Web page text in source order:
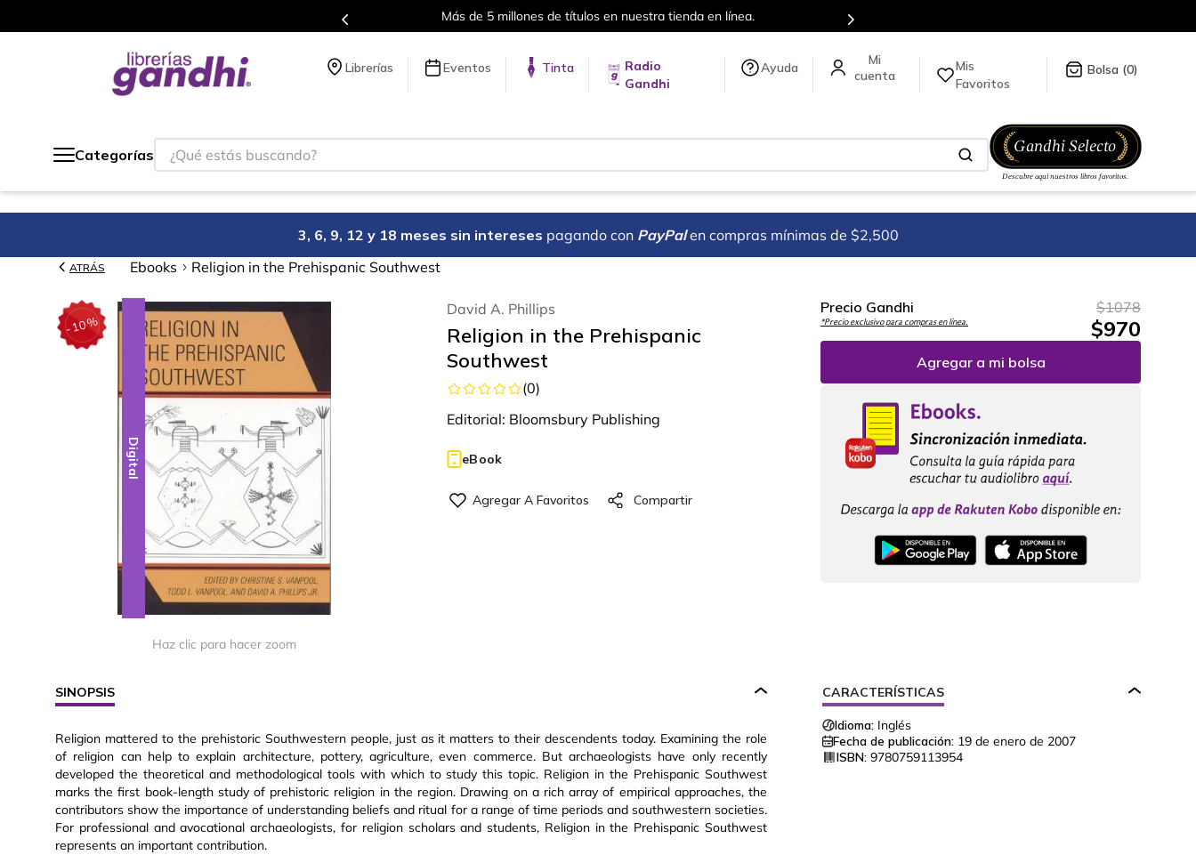
Más de 5 millones de títulos en nuestra tienda en línea.
Librerías Eventos Tinta
Radio
Gandhi
Ayuda
Mis
Favoritos
0
Categorías
¿Qué estás buscando?
3, 6, 9, 12 y 18 meses sin intereses pagando con PayPal en compras mínimas de $2,500
ATRÁS Ebooks Religion in the Prehispanic Southwest
-10%
Digital
Haz clic para hacer zoom
David A. Phillips
Religion in the Prehispanic
Southwest
(0)
Editorial: Bloomsbury Publishing
eBook
Precio Gandhi
*Precio exclusivo para compras en línea.
$1078
$970
Agregar a mi bolsa
SINOPSIS
Religion mattered to the prehistoric Southwestern people, just as it matters to their descendents today. Examining the role
of religion can help to explain architecture, pottery, agriculture, even commerce. But archaeologists have only recently
developed the theoretical and methodological tools with which to study this topic. Religion in the Prehispanic Southwest
marks the first book-length study of prehistoric religion in the region. Drawing on a rich array of empirical approaches, the
contributors show the importance of understanding beliefs and ritual for a range of time periods and southwestern societies.
For professional and avocational archaeologists, for religion scholars and students, Religion in the Prehispanic Southwest
represents an important contribution.
CARACTERÍSTICAS
Idioma: Inglés
Fecha de publicación: 19 de enero de 2007
ISBN: 9780759113954